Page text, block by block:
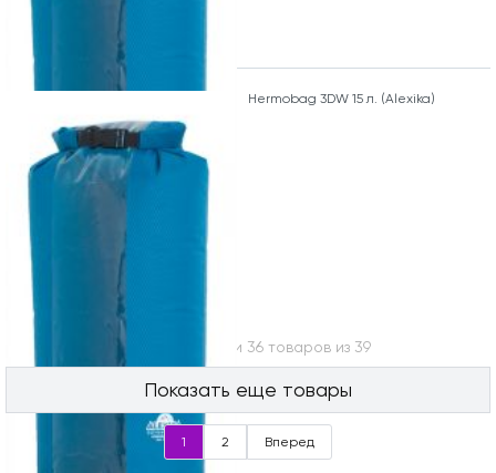
Hermobag 3DW 15 л. (Alexika)
Вы посмотрели 36 товаров из 39
Показать еще товары
1 2 Вперед